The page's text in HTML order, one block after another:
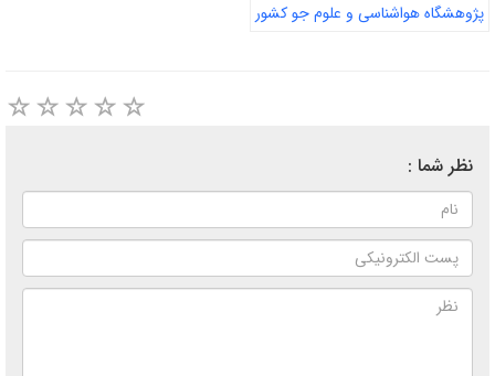
پژوهشگاه هواشناسی و علوم جو کشور
نظر شما :